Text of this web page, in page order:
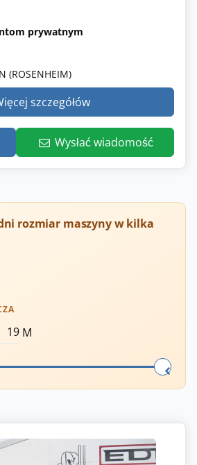
prywatnym
(ROSENHEIM)
szczegółów
Wysłać wiadomość
rozmiar maszyny w kilka
M